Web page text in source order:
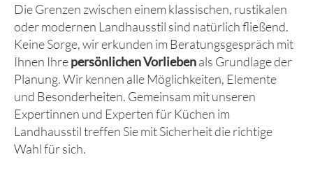
Die Grenzen zwischen einem klassischen, rustikalen
oder modernen Landhausstil sind natürlich fließend.
Keine Sorge, wir erkunden im Beratungsgespräch mit
Ihnen Ihrepersönlichen Vorliebenals Grundlage der
Planung. Wir kennen alle Möglichkeiten, Elemente
und Besonderheiten. Gemeinsam mit unseren
Expertinnen und Experten für Küchen im
Landhausstil treffen Sie mit Sicherheit die richtige
Wahl für sich.